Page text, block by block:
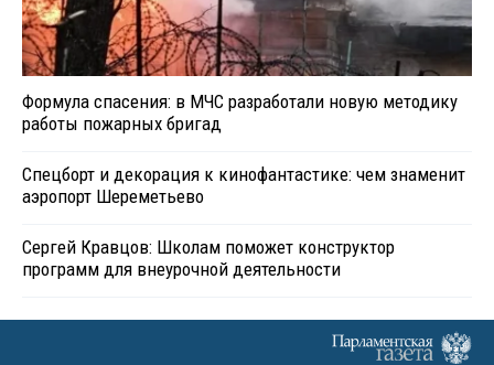
Формула спасения: в МЧС разработали новую методику
работы пожарных бригад
Спецборт и декорация к кинофантастике: чем знаменит
аэропорт Шереметьево
Сергей Кравцов: Школам поможет конструктор
программ для внеурочной деятельности